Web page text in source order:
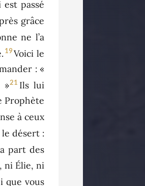
passé
grâce
ne l’a
19Voici le
: «
»21 Ils lui
Prophète
à ceux
désert :
part des
ni Élie, ni
que vous